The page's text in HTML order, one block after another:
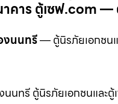
คาร ตู้เซฟ.com —
งนนทรี— ตู้นิรภัยเอกชนแ
นทรี ตู้นิรภัยเอกชนและ